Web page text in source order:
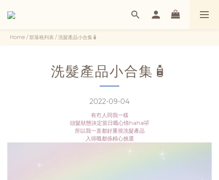
Home /部落格列表 /洗髮產品小合集🧴
洗髮產品小合集🧴
2022-09-04
有冇人同我一樣
頭髮狀態決定當日嘅心情haha🤣
所以我一直都好重視洗髮產品
入得嘅都係精心挑選